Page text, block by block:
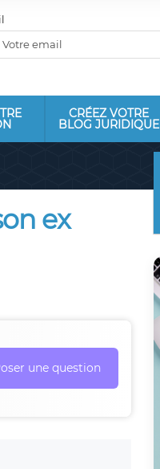
CRÉEZ VOTRE
BLOG JURIDIQUE
ex
une question